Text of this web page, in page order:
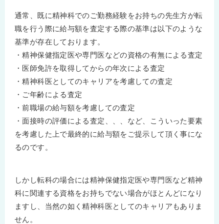
通常、既に精神科でのご勤務経験をお持ちの先生方が転
職を行う際に給与額を査定する際の基準は以下のような
基準が存在しております。
・精神保健指定医や専門医などの資格の有無による査定
・医師免許を取得してからの年次による査定
・精神科医としてのキャリアを考慮しての査定
・ご年齢による査定
・前職場の給与額を考慮しての査定
・面接時の評価による査定、、、など、こういった要素
を考慮した上で最終的に給与額をご提示して頂く事にな
るのです。
しかし転科の場合には精神保健指定医や専門医など精神
科に関連する資格をお持ちでない場合がほとんどになり
ますし、当然の如く精神科医としてのキャリアもありま
せん。